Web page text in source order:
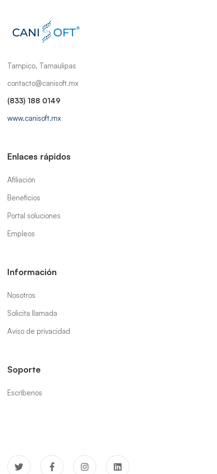
Tampico, Tamaulipas
contacto@canisoft.mx
(833) 188 0149
www.canisoft.mx
Enlaces rápidos
Afiliación
Beneficios
Portal soluciones
Empleos
Información
Nosotros
Solicita llamada
Aviso de privacidad
Soporte
Escríbenos